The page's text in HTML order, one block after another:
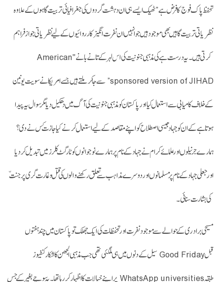
تحفظ پاک فوج کا فرض ہے” ٹھیک ایسےہی ان دہشت گردوں کی جغرافیائی تربیت گاہوں کے علاوہ
نظریاتی تربیت گاہیں بھی موجود ہیں جو انہیں ان نفرت انگیز کارروائیوں کے لیے نظریاتی جواز فراہم
کرتی ہیں۔ یہ درست ہے کی مذہبی جنونیت کی اس لہر کے تانےبانے "American
sponsored version of JIHAD” سے جاکر ملتے ہیں جسے امریکا نے سویت یونین
کے خلاف کامیابی سے استعمال کیا اور پاکستان کو مذہبی جنونیت کی آگ میں دھکیل دیا مگر سوال یہ پیدا
ہوتا ہےکے ان کو جہاد جیسی اصطلاح کو اپنے مقاصد کے لیے استعمال کرنے کیاجازت کس نے دی؟
ہمارے جرنیلوں اور علمائے کرام نے جہاد کے نام پر ہمارے نوجوانوں کو ٹارگٹ کلرز میں تبدیل کردیا
اور جعلی جہاد کے نام پر مسلمانوں اور دوسرے مذاہب سے تعلق رکھنے والوں کی قتل و غارت گری پر جنتّ
کی بشارت سنائی۔
مسیحی برادری کے حوالے سے موجود نفرت اور تحفظات کی ایک جھلک توپاکستان میں چند ہفتوں
قبل Good Friday سیل کے دنوں میں ہی ملگئی تھی جب مذہبی الجھن کا شکار کنفیوز
طبقہ WhatsApp universities پراپنے خیالات کا اظہار کررہا تھا۔یہ سوچے بغیر کے جس